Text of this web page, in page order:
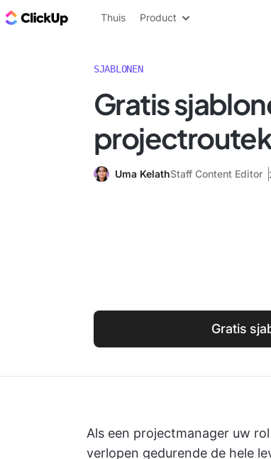
ClickUp Blog
Thuis Product
SJABLONEN
Gratis
Uma KelathStaff Content Editor
Gratis
Als een projectmanager uw
verlopen gedurende de hele